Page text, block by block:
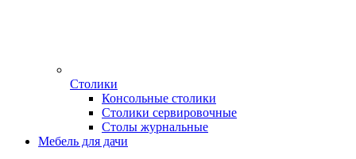
Столики
Консольные столики
Столики сервировочные
Столы журнальные
Мебель для дачи